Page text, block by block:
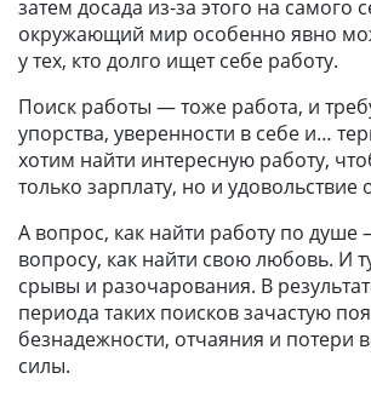
затем досада из-за этого на самого
окружающий мир особенно явно
у тех, кто долго ищет себе работу.
Поиск работы — тоже работа, и
упорства, уверенности в себе и…
хотим найти интересную работу,
только зарплату, но и удовольствие
А вопрос, как найти работу по душе
вопросу, как найти свою любовь. И
срывы и разочарования. В
периода таких поисков зачастую
безнадежности, отчаяния и потери
силы.